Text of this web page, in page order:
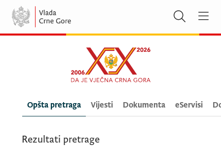
Opšta pretraga Vijesti Dokumenta eServisi
Rezultati pretrage